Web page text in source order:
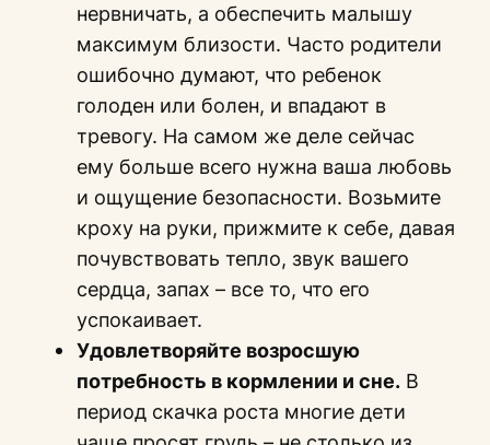
нервничать, а обеспечить малышу
максимум близости. Часто родители
ошибочно думают, что ребенок
голоден или болен, и впадают в
тревогу. На самом же деле сейчас
ему больше всего нужна ваша любовь
и ощущение безопасности. Возьмите
кроху на руки, прижмите к себе, давая
почувствовать тепло, звук вашего
сердца, запах – все то, что его
успокаивает.
Удовлетворяйте возросшую
потребность в кормлении и сне. В
период скачка роста многие дети